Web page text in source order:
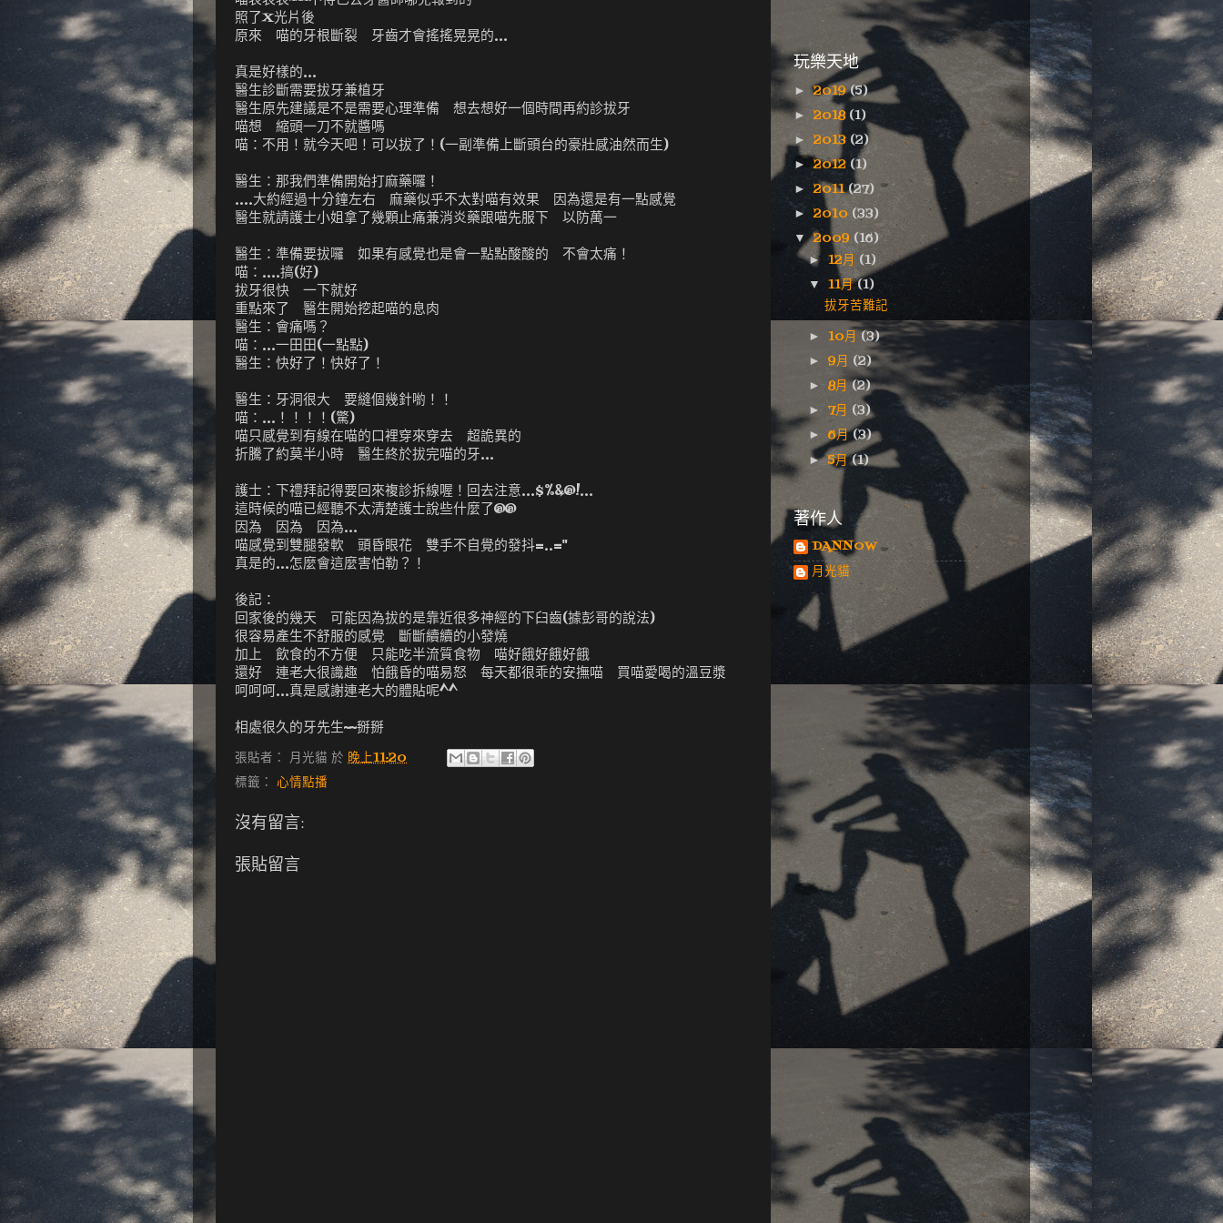
照了X光片後
原來 喵的牙根斷裂 牙齒才會搖搖晃晃的...
真是好樣的...
醫生診斷需要拔牙兼植牙
醫生原先建議是不是需要心理準備 想去想好一個時間再約診拔牙
喵想 縮頭一刀不就醬嗎
喵：不用！就今天吧！可以拔了！(一副準備上斷頭台的豪壯感油然而生)
醫生：那我們準備開始打麻藥囉！
....大約經過十分鐘左右 麻藥似乎不太對喵有效果 因為還是有一點感覺
醫生就請護士小姐拿了幾顆止痛兼消炎藥跟喵先服下 以防萬一
醫生：準備要拔囉 如果有感覺也是會一點點酸酸的 不會太痛！
喵：....搞(好)
拔牙很快 一下就好
重點來了 醫生開始挖起喵的息肉
醫生：會痛嗎？
喵：...一田田(一點點)
醫生：快好了！快好了！
醫生：牙洞很大 要縫個幾針喲！！
喵：...！！！！(驚)
喵只感覺到有線在喵的口裡穿來穿去 超詭異的
折騰了約莫半小時 醫生終於拔完喵的牙...
護士：下禮拜記得要回來複診拆線喔！回去注意...$%&@!...
這時候的喵已經聽不太清楚護士說些什麼了@@
因為 因為 因為...
喵感覺到雙腿發軟 頭昏眼花 雙手不自覺的發抖=..="
真是的...怎麼會這麼害怕勒？！
後記：
回家後的幾天 可能因為拔的是靠近很多神經的下臼齒(據彭哥的說法)
很容易產生不舒服的感覺 斷斷續續的小發燒
加上 飲食的不方便 只能吃半流質食物 喵好餓好餓好餓
還好 連老大很識趣 怕餓昏的喵易怒 每天都很乖的安撫喵 買喵愛喝的溫豆漿
呵呵呵...真是感謝連老大的體貼呢^^
相處很久的牙先生~~掰掰
張貼者： 月光貓 於 晚上11:20
標籤： 心情點播
沒有留言:
張貼留言
玩樂天地
►2019(5)
► 2018(1)
► 2013 (2)
►2012 (1)
►2011(27)
►2010 (33)
▼2009 (16)
►12月 (1)
▼11月(1)
拔牙苦難記
►10月(3)
►9月 (2)
►8月(2)
►7月 (3)
►6月(3)
►5月(1)
著作人
DANNOW
月光貓